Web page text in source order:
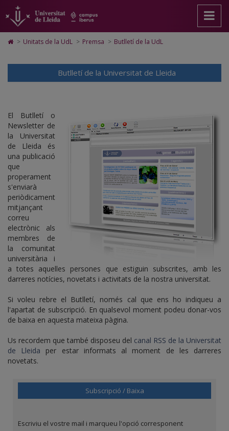
Butlletí
de
la
Universitat
pàgina
principal.
contingut
principal
pàgina
Mapa
Web.
Universitat
Lleida
Cerca
Accessibilitat.
Universitat
Lleida
Icono
a
inicio
> Unitats de la UdL > Premsa > Butlletí de la UdL
Butlletí de la Universitat de Lleida
El Butlletí o
Newsletter de
la Universitat
de Lleida és
una publicació
que
properament
s'enviarà
periòdicament
mitjançant
correu
electrònic als
membres de
la comunitat
universitària i
a totes aquelles persones que estiguin subscrites, amb les
darreres notícies, novetats i activitats de la nostra universitat.
Si voleu rebre el Butlletí, només cal que ens ho indiqueu a
l'apartat de subscripció. En qualsevol moment podeu donar-vos
de baixa en aquesta mateixa pàgina.
Us recordem que també disposeu del canal RSS de la Universitat
de Lleida per estar informats al moment de les darreres
novetats.
Subscripció / Baixa
Escriviu el vostre mail i marqueu l'opció corresponent